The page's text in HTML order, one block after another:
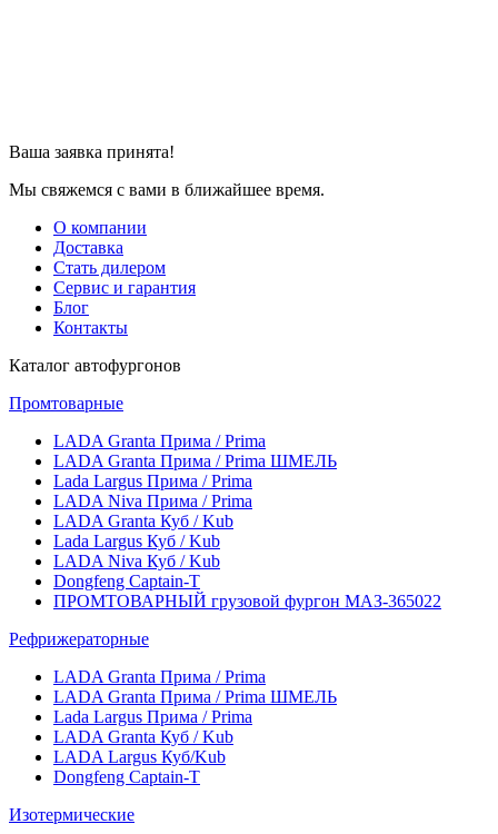
Ваша заявка принята!
Мы свяжемся с вами в ближайшее время.
О компании
Доставка
Стать дилером
Сервис и гарантия
Блог
Контакты
Каталог автофургонов
Промтоварные
LADA Granta Прима / Prima
LADA Granta Прима / Prima ШМЕЛЬ
Lada Largus Прима / Prima
LADA Niva Прима / Prima
LADA Granta Куб / Kub
Lada Largus Куб / Kub
LADA Niva Куб / Kub
Dongfeng Captain-T
ПРОМТОВАРНЫЙ грузовой фургон МАЗ-365022
Рефрижераторные
LADA Granta Прима / Prima
LADA Granta Прима / Prima ШМЕЛЬ
Lada Largus Прима / Prima
LADA Granta Куб / Kub
LADA Largus Куб/Kub
Dongfeng Captain-T
Изотермические